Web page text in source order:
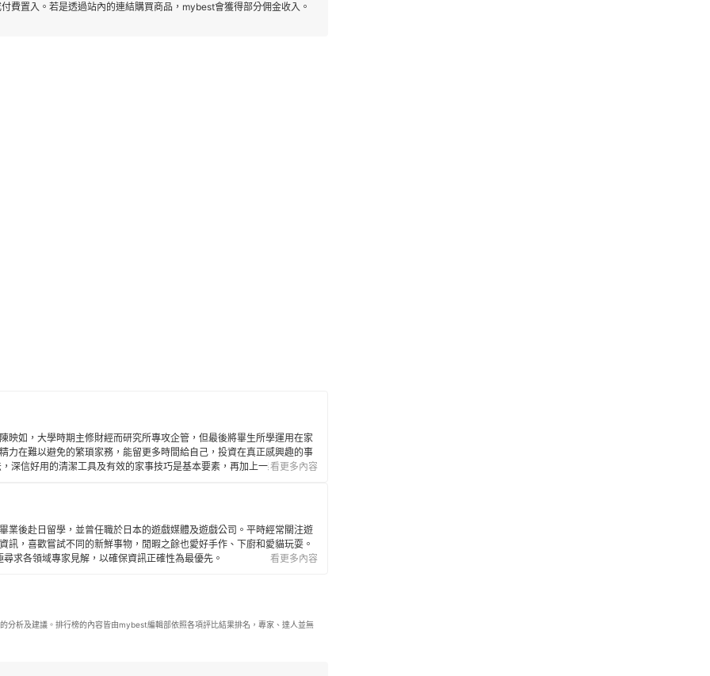
費置入。若是透過站內的連結購買商品，mybest會獲得部分佣金收入。
映如，大學時期主修財經而研究所專攻企管，但最後將畢生所學運用在家
力在難以避免的繁瑣家務，能留更多時間給自己，投資在真正感興趣的事
深信好用的清潔工具及有效的家事技巧是基本要素，再加上一顆愉快的
看更多內容
業後赴日留學，並曾任職於日本的遊戲媒體及遊戲公司。平時經常關注遊
訊，喜歡嘗試不同的新鮮事物，閒暇之餘也愛好手作、下廚和愛貓玩耍。
求各領域專家見解，以確保資訊正確性為最優先。
看更多內容
分析及建議。排行榜的內容皆由mybest編輯部依照各項評比結果排名，專家、達人並無